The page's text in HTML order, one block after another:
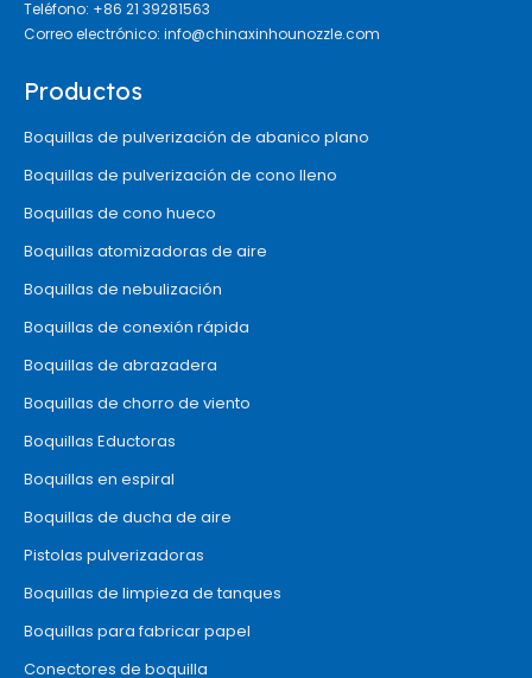
Teléfono: +86 21 39281563
Correo electrónico: info@chinaxinhounozzle.com
Productos
Boquillas de pulverización de abanico plano
Boquillas de pulverización de cono lleno
Boquillas de cono hueco
Boquillas atomizadoras de aire
Boquillas de nebulización
Boquillas de conexión rápida
Boquillas de abrazadera
Boquillas de chorro de viento
Boquillas Eductoras
Boquillas en espiral
Boquillas de ducha de aire
Pistolas pulverizadoras
Boquillas de limpieza de tanques
Boquillas para fabricar papel
Conectores de boquilla